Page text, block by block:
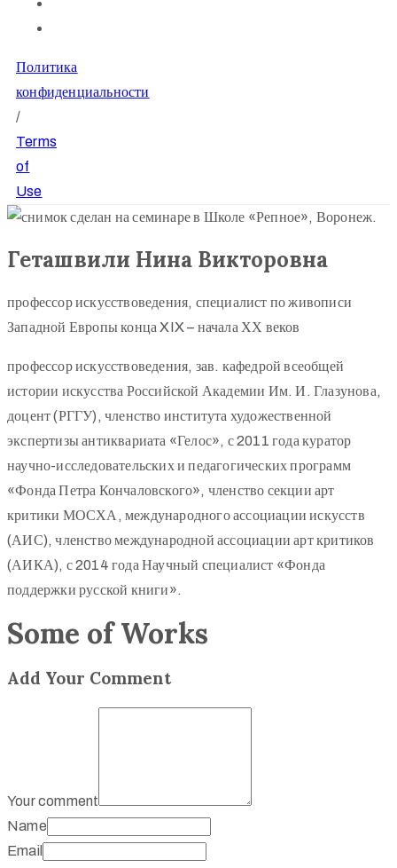
Политика
конфиденциальности
/
Terms
of
Use
Геташвили Нина Викторовна
профессор искусствоведения, специалист по живописи
Западной Европы конца XIX – начала ХХ веков
профессор искусствоведения, зав. кафедрой всеобщей
истории искусства Российской Академии Им. И. Глазунова,
доцент (РГГУ), членство института художественной
экспертизы антиквариата «Гелос», с 2011 года куратор
научно-исследовательских и педагогических программ
«Фонда Петра Кончаловского», членство секции арт
критики МОСХА, международного ассоциации искусств
(АИС), членство международной ассоциации арт критиков
(АИКА), с 2014 года Научный специалист «Фонда
поддержки русской книги».
Some of Works
Add Your Comment
Your comment
Name
Email